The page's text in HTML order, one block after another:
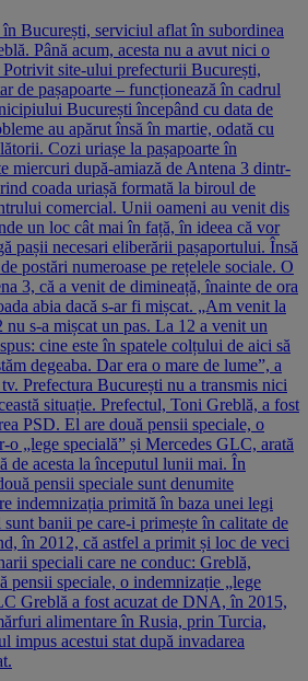
București, serviciul aflat în subordinea
Până acum, acesta nu a avut nici o
Potrivit site-ului prefecturii București,
de pașapoarte – funcționează în cadrul
București începând cu data de
au apărut însă în martie, odată cu
Cozi uriașe la pașapoarte în
miercuri după-amiază de Antena 3 dintr-
coada uriașă formată la biroul de
comercial. Unii oameni au venit dis
un loc cât mai în față, în ideea că vor
pașii necesari eliberării pașaportului. Însă
postări numeroase pe rețelele sociale. O
3, că a venit de dimineață, înainte de ora
abia dacă s-ar fi mișcat. „Am venit la
nu s-a mișcat un pas. La 12 a venit un
cine este în spatele colțului de aici să
degeaba. Dar era o mare de lume”, a
Prefectura București nu a transmis nici
situație. Prefectul, Toni Greblă, a fost
PSD. El are două pensii speciale, o
„lege specială” și Mercedes GLC, arată
de acesta la începutul lunii mai. În
pensii speciale sunt denumite
indemnizația primită în baza unei legi
banii pe care-i primește în calitate de
în 2012, că astfel a primit și loc de veci
speciali care ne conduc: Greblă,
pensii speciale, o indemnizație „lege
Greblă a fost acuzat de DNA, în 2015,
alimentare în Rusia, prin Turcia,
impus acestui stat după invadarea